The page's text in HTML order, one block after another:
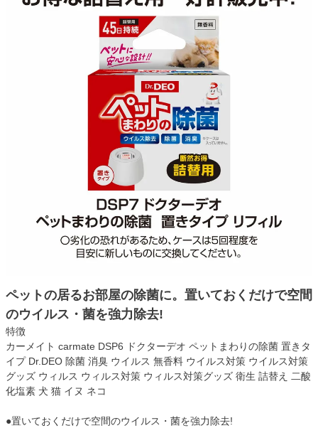
ペットの居るお部屋の除菌に。置いておくだけで空間
のウイルス・菌を強力除去!
特徴
カーメイト carmate DSP6 ドクターデオ ペットまわりの除菌 置きタ
イプ Dr.DEO 除菌 消臭 ウイルス 無香料 ウイルス対策 ウイルス対策
グッズ ウィルス ウィルス対策 ウィルス対策グッズ 衛生 詰替え 二酸
化塩素 犬 猫 イヌ ネコ
●置いておくだけで空間のウイルス・菌を強力除去!